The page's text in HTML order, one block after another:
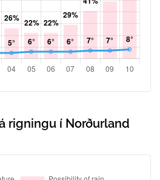
rigningu í Norðurland